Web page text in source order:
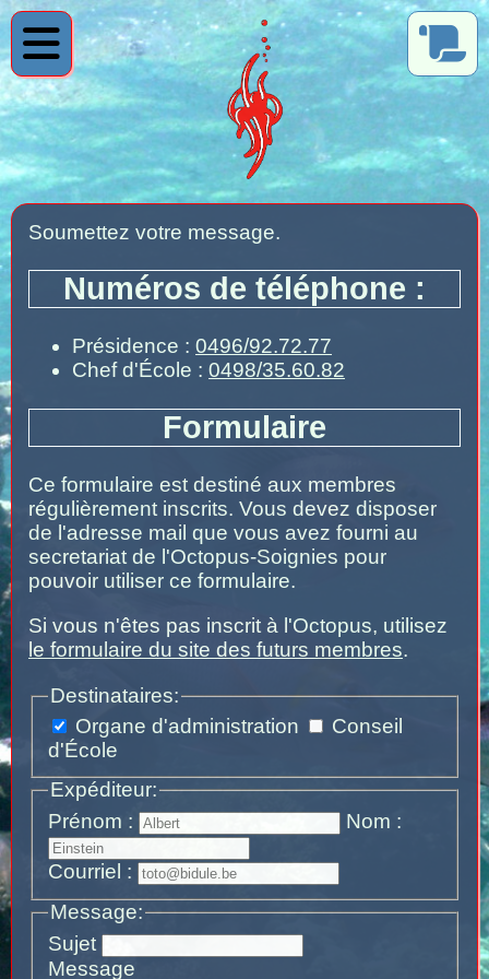
Soumettez votre message.
Numéros de téléphone :
Présidence : 0496/92.72.77
Chef d'École : 0498/35.60.82
Formulaire
Ce formulaire est destiné aux membres
régulièrement inscrits. Vous devez disposer
de l'adresse mail que vous avez fourni au
secretariat de l'Octopus-Soignies pour
pouvoir utiliser ce formulaire.
Si vous n'êtes pas inscrit à l'Octopus, utilisez
le formulaire du site des futurs membres.
Destinataires:
Organe d'administration
Conseil
d'École
Expéditeur:
Prénom :
Nom :
Courriel :
Message:
Sujet
Message